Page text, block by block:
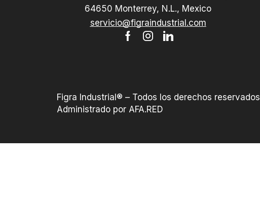
64650 Monterrey, N.L., Mexico
servicio@figraindustrial.com
Figra Industrial® – Todos los derechos
Administrado por AFA.RED